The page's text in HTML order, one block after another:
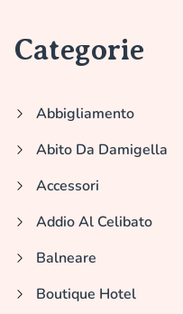
Categorie
Abbigliamento
Abito Da Damigella
Accessori
Addio Al Celibato
Balneare
Boutique Hotel